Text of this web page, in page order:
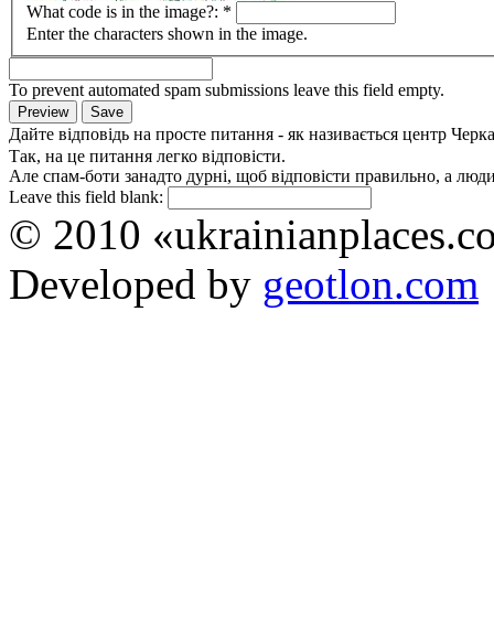
What code is in the image?: *
Enter the characters shown in the image.
To prevent automated spam submissions leave this field empty.
Дайте відповідь на просте питання - як називається центр
Так, на це питання легко відповісти.
Але спам-боти занадто дурні, щоб відповісти правильно, а
Leave this field blank:
© 2010
Developed by geotlon.com